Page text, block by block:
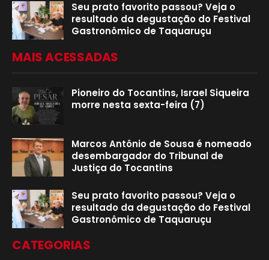
Seu prato favorito passou? Veja o
resultado da degustação do Festival
Gastronômico de Taquaruçu
MAIS ACESSADAS
Pioneiro do Tocantins, Israel Siqueira
morre nesta sexta-feira (7)
Marcos Antônio de Sousa é nomeado
desembargador do Tribunal de
Justiça do Tocantins
Seu prato favorito passou? Veja o
resultado da degustação do Festival
Gastronômico de Taquaruçu
CATEGORIAS